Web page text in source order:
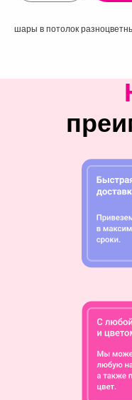
шары в потолок